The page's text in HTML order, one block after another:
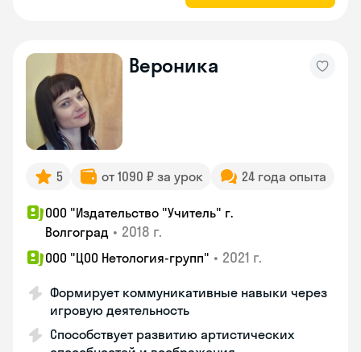
Вероника
5 от 1090 ₽ за урок 24 года опыта
ООО "Издательство "Учитель" г.
Волгоград • 2018 г.
ООО "ЦОО Нетология-групп" • 2021 г.
Формирует коммуникативные навыки через
игровую деятельность
Способствует развитию артистических